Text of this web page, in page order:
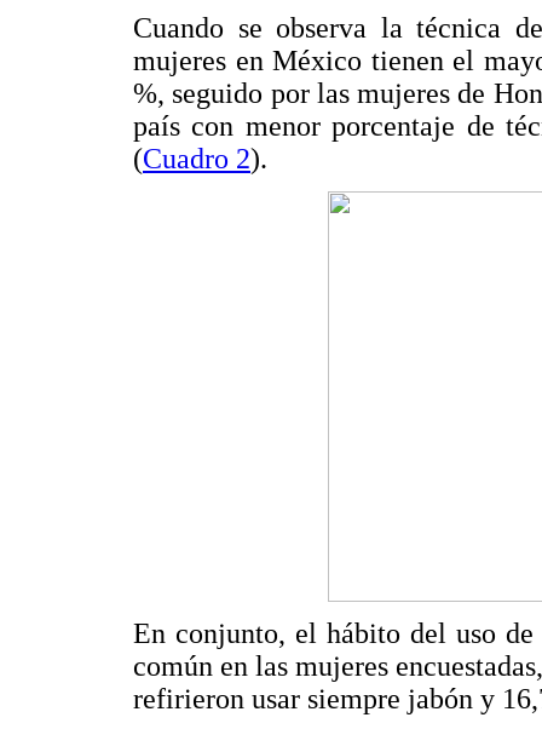
Cuando se observa la técnica
mujeres en México tienen el
%, seguido por las mujeres de
país con menor porcentaje de
(Cuadro 2).
En conjunto, el hábito del uso
común en las mujeres
refirieron usar siempre jabón y